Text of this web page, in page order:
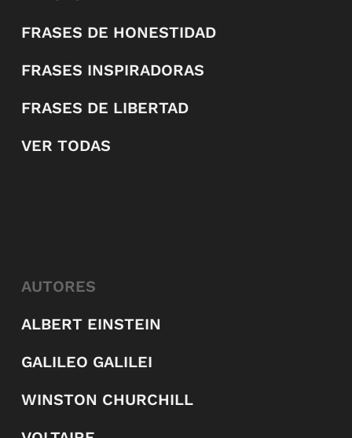
FRASES DE HONESTIDAD
FRASES INSPIRADORAS
FRASES DE LIBERTAD
VER TODAS
AUTORES
ALBERT EINSTEIN
GALILEO GALILEI
WINSTON CHURCHILL